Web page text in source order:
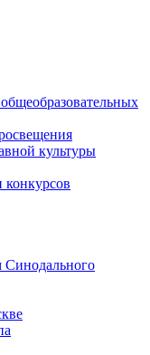
культуры
Синодального